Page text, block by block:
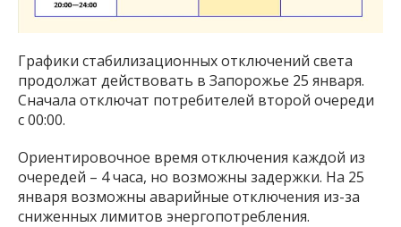
Графики стабилизационных отключений света
продолжат действовать в Запорожье 25 января.
Сначала отключат потребителей второй очереди
с 00:00.
Ориентировочное время отключения каждой из
очередей – 4 часа, но возможны задержки. На 25
января возможны аварийные отключения из-за
сниженных лимитов энергопотребления.